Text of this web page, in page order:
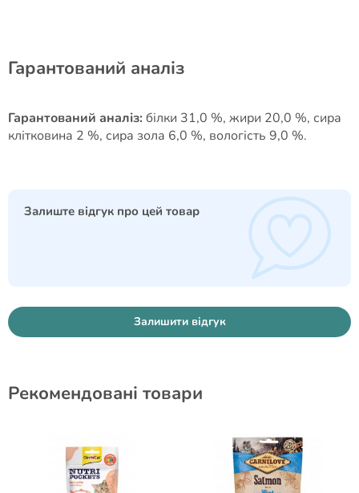
Гарантований аналіз
Гарантований аналіз: білки 31,0 %, жири 20,0 %, сира
клітковина 2 %, сира зола 6,0 %, вологість 9,0 %.
Залиште відгук про цей товар
Залишити відгук
Рекомендовані товари